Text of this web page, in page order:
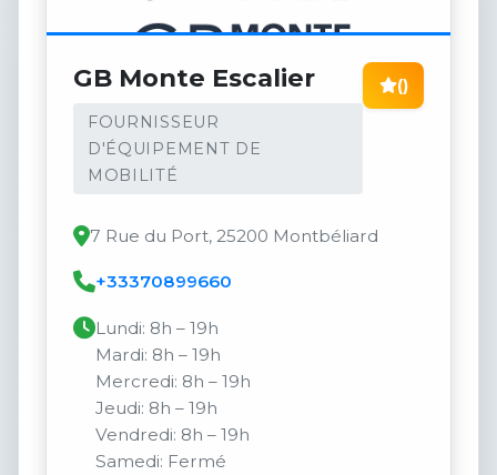
GB Monte Escalier
FOURNISSEUR
D'ÉQUIPEMENT DE
MOBILITÉ
()
7 Rue du Port, 25200 Montbéliard
+33370899660
Lundi: 8h – 19h
Mardi: 8h – 19h
Mercredi: 8h – 19h
Jeudi: 8h – 19h
Vendredi: 8h – 19h
Samedi: Fermé